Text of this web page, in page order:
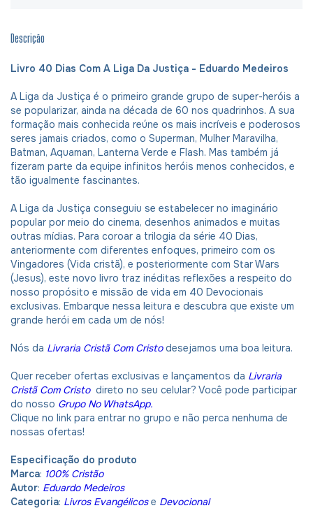
Descrição
Livro 40 Dias Com A Liga Da Justiça - Eduardo Medeiros
A Liga da Justiça é o primeiro grande grupo de super-heróis a
se popularizar, ainda na década de 60 nos quadrinhos. A sua
formação mais conhecida reúne os mais incríveis e poderosos
seres jamais criados, como o Superman, Mulher Maravilha,
Batman, Aquaman, Lanterna Verde e Flash. Mas também já
fizeram parte da equipe infinitos heróis menos conhecidos, e
tão igualmente fascinantes.
A Liga da Justiça conseguiu se estabelecer no imaginário
popular por meio do cinema, desenhos animados e muitas
outras mídias. Para coroar a trilogia da série 40 Dias,
anteriormente com diferentes enfoques, primeiro com os
Vingadores (Vida cristã), e posteriormente com Star Wars
(Jesus), este novo livro traz inéditas reflexões a respeito do
nosso propósito e missão de vida em 40 Devocionais
exclusivas. Embarque nessa leitura e descubra que existe um
grande herói em cada um de nós!
Nós da Livraria Cristã Com Cristodesejamos uma boa leitura.
Quer receber ofertas exclusivas e lançamentos da Livraria
Cristã Com Cristo direto no seu celular? Você pode participar
do nosso Grupo No WhatsApp.
Clique no link para entrar no grupo e não perca nenhuma de
nossas ofertas!
Especificação do produto
Marca: 100% Cristão
Autor: Eduardo Medeiros
Categoria: Livros Evangélicose Devocional